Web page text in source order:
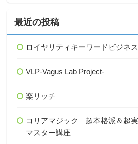
最近の投稿
ロイヤリティキーワードビジネス
VLP-Vagus Lab Project-
楽リッチ
コリアマジック 超本格派＆超
マスター講座